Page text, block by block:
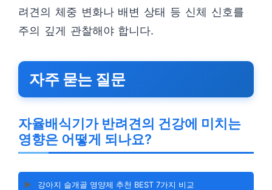
려견의 체중 변화나 배변 상태 등 신체 신호를
주의 깊게 관찰해야 합니다.
자주 묻는 질문
자율배식기가 반려견의 건강에 미치는
영향은 어떻게 되나요?
▶️ 강아지 슬개골 영양제 추천 BEST 7가지 비교